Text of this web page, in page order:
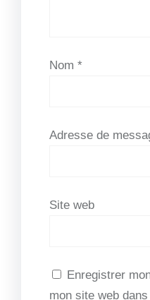
Nom *
Adresse de
Site web
Enregistrer
mon site web